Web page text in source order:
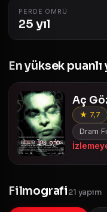
PERDE ÖMRÜ
25 yıl
En yüksek puanlı
Aç
★ 7,7
Dram
Filmografi21 yapım